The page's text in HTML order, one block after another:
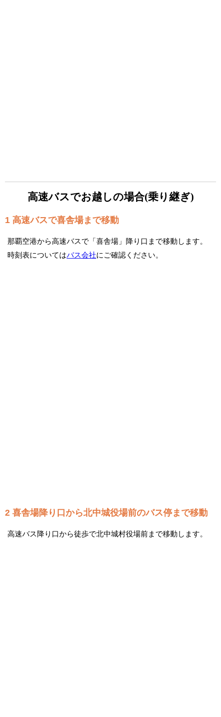
高速バスでお越しの場合(乗り継ぎ)
1 高速バスで喜舎場まで移動
那覇空港から高速バスで「喜舎場」降り口まで移動します。
時刻表についてはバス会社にご確認ください。
2 喜舎場降り口から北中城役場前のバス停まで移動
高速バス降り口から徒歩で北中城村役場前まで移動します。